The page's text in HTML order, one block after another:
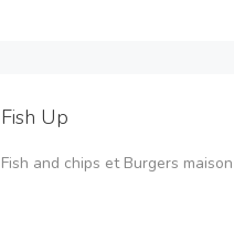
Fish Up
Fish and chips et Burgers